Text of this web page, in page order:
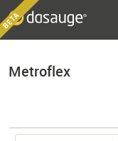
Metroflex